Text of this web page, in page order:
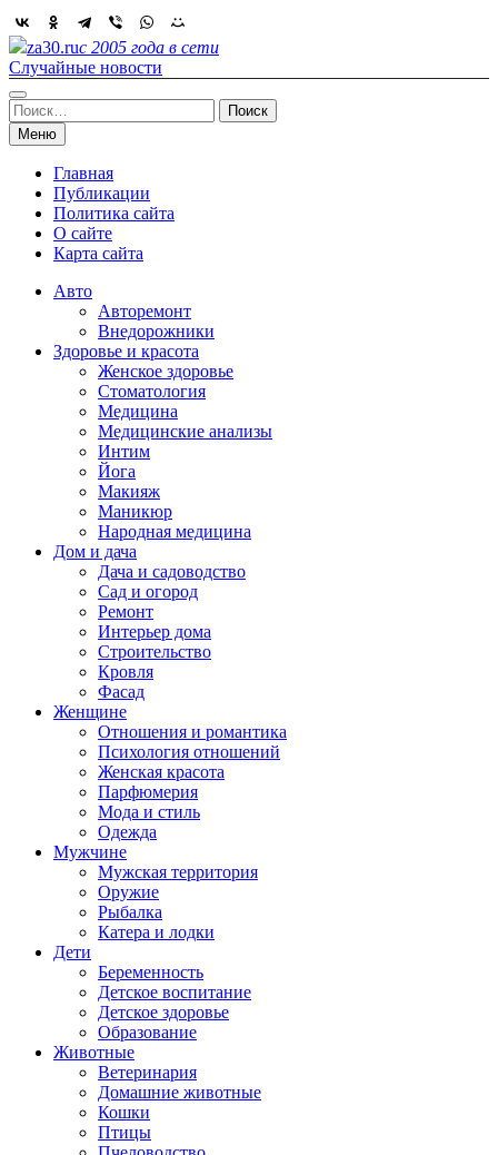
Skip
to
content
za30.ruс 2005 года в сети
Случайные новости
Найти:
Меню
Главная
Публикации
Политика сайта
О сайте
Карта сайта
Авто
Авторемонт
Внедорожники
Здоровье и красота
Женское здоровье
Стоматология
Медицина
Медицинские анализы
Интим
Йога
Макияж
Маникюр
Народная медицина
Дом и дача
Дача и садоводство
Сад и огород
Ремонт
Интерьер дома
Строительство
Кровля
Фасад
Женщине
Отношения и романтика
Психология отношений
Женская красота
Парфюмерия
Мода и стиль
Одежда
Мужчине
Мужская территория
Оружие
Рыбалка
Катера и лодки
Дети
Беременность
Детское воспитание
Детское здоровье
Образование
Животные
Ветеринария
Домашние животные
Кошки
Птицы